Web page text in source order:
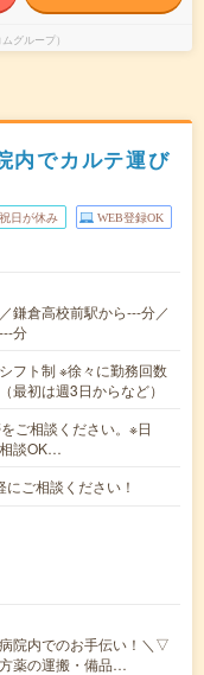
グループ）
内でカルテ運び
日が休み WEB登録OK
鎌倉高校前駅から---分／
分
フト制 ※徐々に勤務回数
最初は週3日からなど）
ご相談ください。※日
談OK…
ご相談ください！
院内でのお手伝い！＼▽
薬の運搬・備品…